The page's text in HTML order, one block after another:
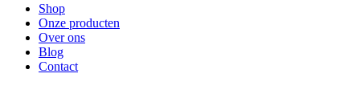
Shop
Onze producten
Over ons
Blog
Contact